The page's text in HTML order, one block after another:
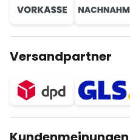
Versandpartner